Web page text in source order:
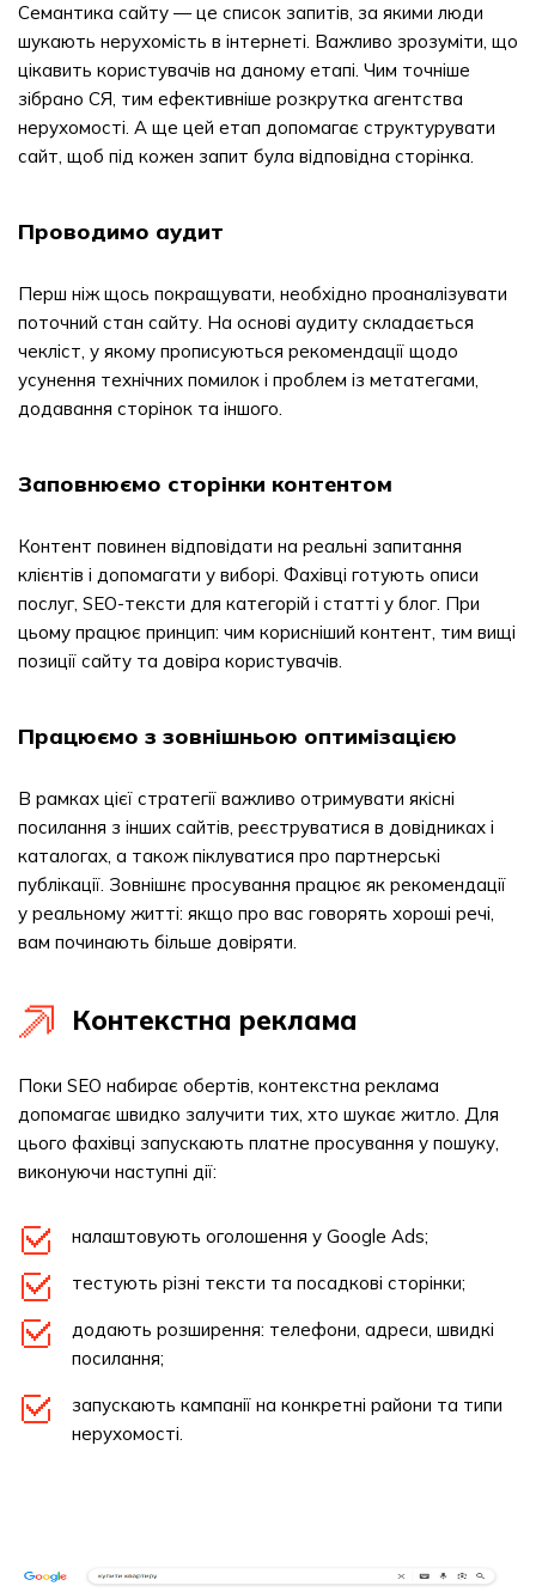
Семантика сайту — це список запитів, за якими люди
шукають нерухомість в інтернеті. Важливо зрозуміти, що
цікавить користувачів на даному етапі. Чим точніше
зібрано СЯ, тим ефективніше розкрутка агентства
нерухомості. А ще цей етап допомагає структурувати
сайт, щоб під кожен запит була відповідна сторінка.
Проводимо аудит
Перш ніж щось покращувати, необхідно проаналізувати
поточний стан сайту. На основі аудиту складається
чекліст, у якому прописуються рекомендації щодо
усунення технічних помилок і проблем із метатегами,
додавання сторінок та іншого.
Заповнюємо сторінки контентом
Контент повинен відповідати на реальні запитання
клієнтів і допомагати у виборі. Фахівці готують описи
послуг, SEO-тексти для категорій і статті у блог. При
цьому працює принцип: чим корисніший контент, тим вищі
позиції сайту та довіра користувачів.
Працюємо з зовнішньою оптимізацією
В рамках цієї стратегії важливо отримувати якісні
посилання з інших сайтів, реєструватися в довідниках і
каталогах, а також піклуватися про партнерські
публікації. Зовнішнє просування працює як рекомендації
у реальному житті: якщо про вас говорять хороші речі,
вам починають більше довіряти.
Контекстна реклама
Поки SEO набирає обертів, контекстна реклама
допомагає швидко залучити тих, хто шукає житло. Для
цього фахівці запускають платне просування у пошуку,
виконуючи наступні дії:
налаштовують оголошення у Google Ads;
тестують різні тексти та посадкові сторінки;
додають розширення: телефони, адреси, швидкі
посилання;
запускають кампанії на конкретні райони та типи
нерухомості.